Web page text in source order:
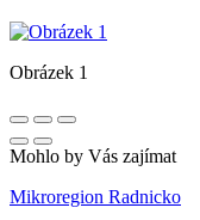
Obrázek 1
Mohlo by Vás zajímat
Mikroregion Radnicko